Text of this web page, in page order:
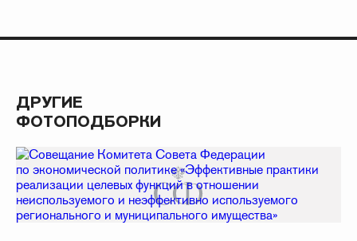
ДРУГИЕ
ФОТОПОДБОРКИ